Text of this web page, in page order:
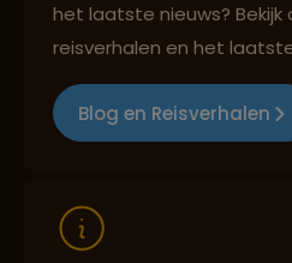
Reizen met oog voor
het laatste nieuws? Bekijk
reisverhalen en het
Blog en Reisverhalen